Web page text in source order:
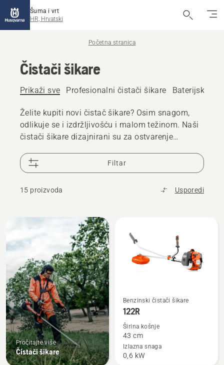
Šuma i vrt
HR, Hrvatski
Početna stranica
Čistači šikare
Prikaži sve Profesionalni čistači šikare Baterijski i
Želite kupiti novi čistač šikare? Osim snagom,
odlikuje se i izdržljivošću i malom težinom. Naši
čistači šikare dizajnirani su za ostvarenje
Pregledajte naše baterijske i benzinske modele.
Filtar
15 proizvoda Usporedi
sve
proizvode
Pročitajte više
Čistači šikare
Pogledajte
više
detalja
122R
Benzinski čistači šikare
122R
Širina košnje
43 cm
Izlazna snaga
0,6 kW